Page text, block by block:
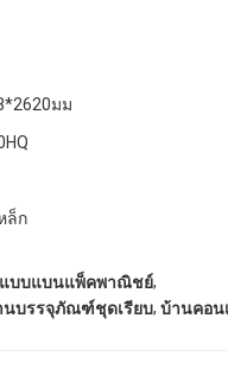
มม
ล็ก
บบแบนแพ็คพาณิชย์,
นบรรจุภัณฑ์ชุดเรียบ, บ้านคอน